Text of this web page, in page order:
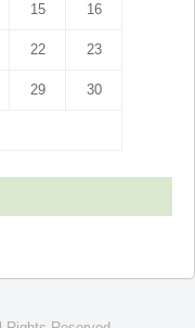
15 16
22 23
29 30